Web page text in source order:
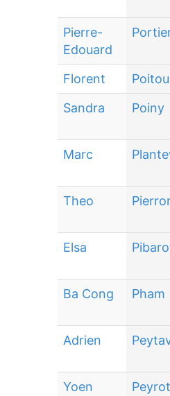
Pierre-
Edouard
Florent Poitou
Sandra
Poiny
Marc
Theo
Elsa
Ba Cong Pham
Adrien
Yoen Peyrot